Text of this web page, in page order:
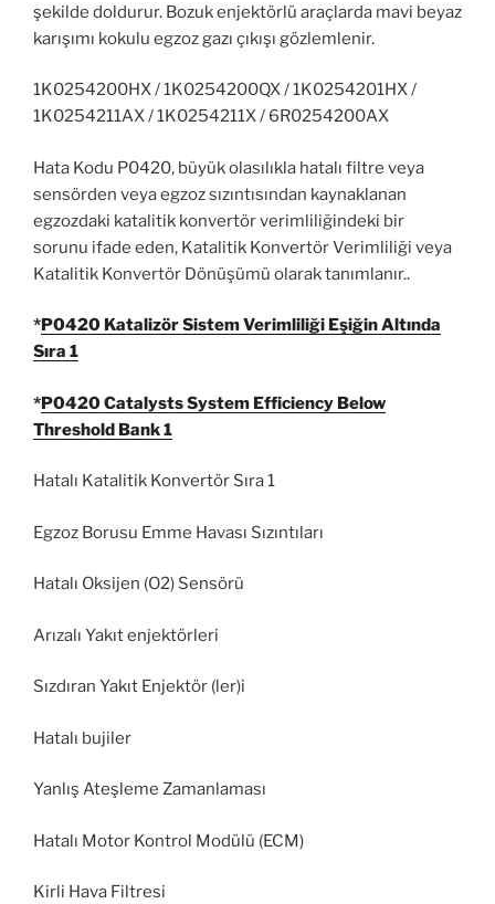
şekilde doldurur. Bozuk enjektörlü araçlarda mavi beyaz
karışımı kokulu egzoz gazı çıkışı gözlemlenir.
1K0254200HX / 1K0254200QX / 1K0254201HX /
1K0254211AX / 1K0254211X / 6R0254200AX
Hata Kodu P0420, büyük olasılıkla hatalı filtre veya
sensörden veya egzoz sızıntısından kaynaklanan
egzozdaki katalitik konvertör verimliliğindeki bir
sorunu ifade eden, Katalitik Konvertör Verimliliği veya
Katalitik Konvertör Dönüşümü olarak tanımlanır..
*P0420 Katalizör Sistem Verimliliği Eşiğin Altında
Sıra 1
*P0420 Catalysts System Efficiency Below
Threshold Bank 1
Hatalı Katalitik Konvertör Sıra 1
Egzoz Borusu Emme Havası Sızıntıları
Hatalı Oksijen (O2) Sensörü
Arızalı Yakıt enjektörleri
Sızdıran Yakıt Enjektör (ler)i
Hatalı bujiler
Yanlış Ateşleme Zamanlaması
Hatalı Motor Kontrol Modülü (ECM)
Kirli Hava Filtresi